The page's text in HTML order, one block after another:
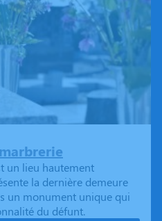
un lieu hautement
la dernière demeure
un monument unique qui
du défunt.